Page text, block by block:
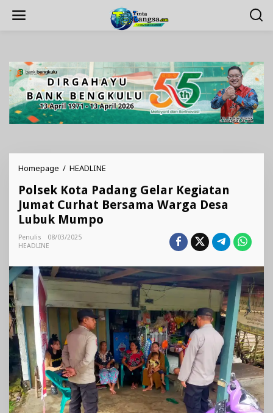
Homepage / HEADLINE
Padang
Gelar
Kegiatan
Desa
Lubuk
Mumpo
Polsek Kota Padang Gelar Kegiatan
Jumat Curhat Bersama Warga Desa
Lubuk Mumpo
Penulis
08/03/2025
HEADLINE